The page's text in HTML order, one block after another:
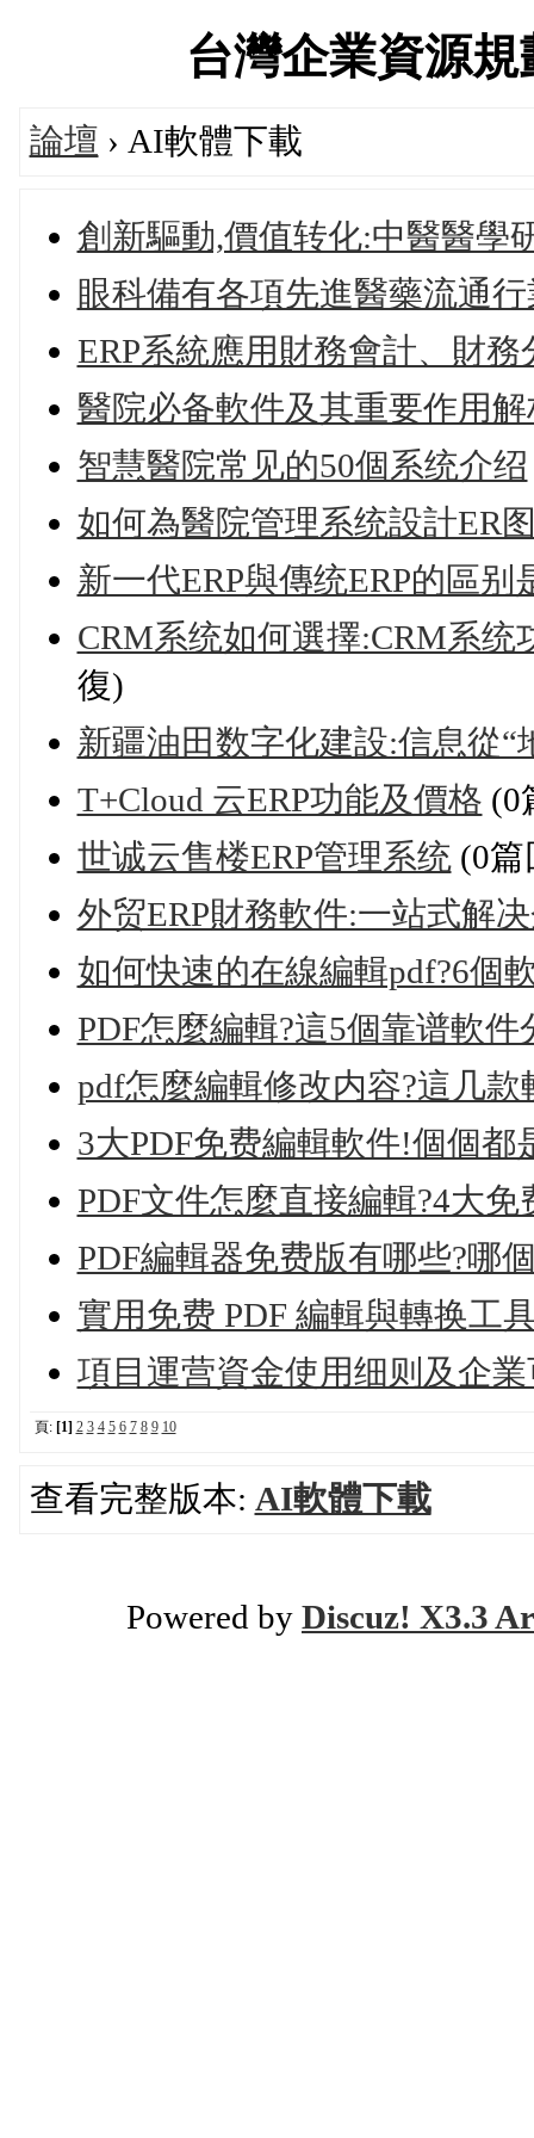
台灣企業資源
論壇 › AI軟體下載
創新驅動,價值转化:中醫醫學
眼科備有各項先進醫藥流通
ERP系統應用財務會計、財
醫院必备軟件及其重要作用解
智慧醫院常见的50個系统介绍
如何為醫院管理系统設計ER
新一代ERP與傳统ERP的區别
CRM系统如何選擇:CRM系统
復)
新疆油田数字化建設:信息從“
T+Cloud 云ERP功能及價格 (0
世诚云售楼ERP管理系统(0篇
外贸ERP財務軟件:一站式解
如何快速的在線編輯pdf?6個
PDF怎麼編輯?這5個靠谱軟
pdf怎麼編輯修改内容?這几款
3大PDF免费編輯軟件!個個都
PDF文件怎麼直接編輯?4大
PDF編輯器免费版有哪些?哪
實用免费 PDF 編輯與轉换工
項目運营資金使用细则及企
頁: [1] 2 3 4 5 6 7 8 9 10
查看完整版本: AI軟體下載
Powered by Discuz! X3.3